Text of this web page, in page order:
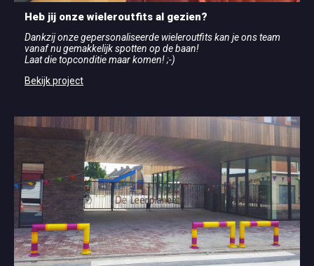
Heb jij onze wieleroutfits al gezien?
Dankzij onze gepersonaliseerde wieleroutfits kan je ons team
vanaf nu gemakkelijk spotten op de baan!
Laat die topconditie maar komen! ;-)
Bekijk project